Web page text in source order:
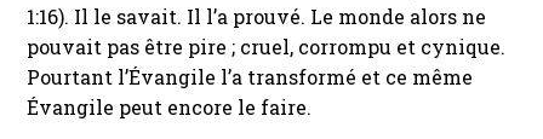
1:16). Il le savait. Il l’a prouvé. Le monde alors ne
pouvait pas être pire ; cruel, corrompu et cynique.
Pourtant l’Évangile l’a transformé et ce même
Évangile peut encore le faire.